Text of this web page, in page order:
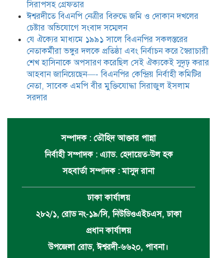
সিরাপসহ গ্রেফতার
ঈশ্বরদীতে বিএনপি নেত্রীর বিরুদ্ধে জমি ও দোকান দখলের
চেষ্টার অভিযোগে সংবাদ সম্মেলন
যে ঐক্যের মাধ্যমে ১৯৯১ সালে বিএনপির সকলস্তরের
নেতাকর্মীরা ভঙ্গুর দলকে প্রতিষ্ঠা এবং নির্বাচন করে স্বৈরাচারী
শেখ হাসিনাকে অপসারণ করেছিল সেই ঐক্যকেই সুদৃঢ় করার
আহবান জানিয়েছেন—- বিএনপির কেন্দ্রিয় নির্বাহী কমিটির
নেতা, সাবেক এমপি বীর মুক্তিযোদ্ধা সিরাজুল ইসলাম
সরদার
সম্পাদক : তৌহিদ আক্তার পান্না
নির্বাহী সম্পাদক : এ্যাড. হেদায়েত-উল হক
সহবার্তা সম্পাদক : মাসুদ রানা
ঢাকা কার্যালয়
২৮২/১, রোড নং-১৯/সি, নিউডিওএইচএস, ঢাকা
প্রধান কার্যালয়
উপজেলা রোড, ঈশ্বরদী-৬৬২০, পাবনা।